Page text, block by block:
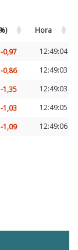
Hora
-0,97
12:49:04
-0,86
12:49:03
-1,35
12:49:03
-1,03
12:49:05
-1,09 12:49:06